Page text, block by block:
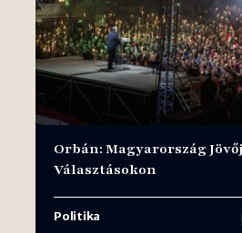
Orbán: Magyarország
Választásokon
Politika